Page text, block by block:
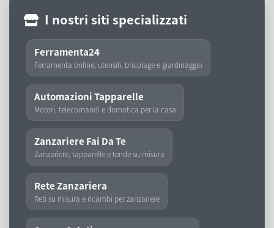
I nostri siti specializzati
Ferramenta24
Ferramenta online, utensili, bricolage e giardinaggio
Automazioni Tapparelle
Motori, telecomandi e domotica per la casa
Zanzariere Fai Da Te
Zanzariere, tapparelle e tende su misura
Rete Zanzariera
Reti su misura e ricambi per zanzariere